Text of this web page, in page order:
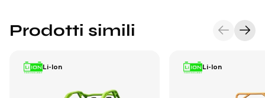
Prodotti simili
Li-Ion Li-Ion